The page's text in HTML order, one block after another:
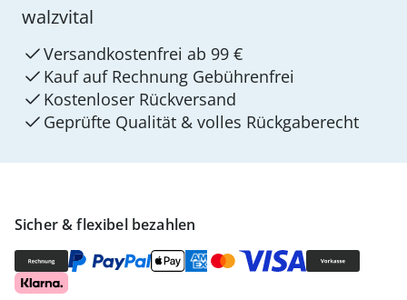
Sicher & flexibel bezahlen
walzvital
Versandkostenfrei ab 99 €
Kauf auf Rechnung Gebührenfrei
Kostenloser Rückversand
Geprüfte Qualität & volles Rückgaberecht